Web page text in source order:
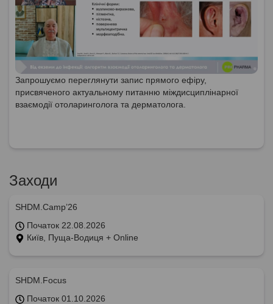
Запрошуємо переглянути запис прямого ефіру,
присвяченого актуальному питанню міждисциплінарної
взаємодії отоларинголога та дерматолога.
Заходи
SHDM.Camp’26
Початок 22.08.2026
Київ, Пуща-Водиця + Online
SHDM.Focus
Початок 01.10.2026